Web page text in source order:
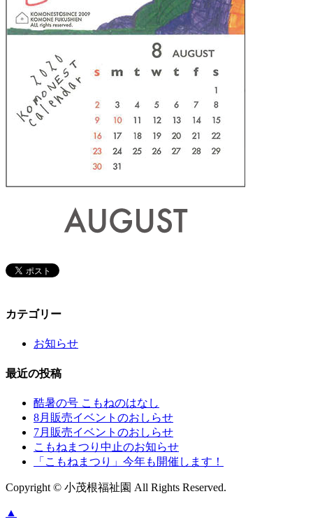
カテゴリー
お知らせ
最近の投稿
酷暑の号 こもねのはなし
8月販売イベントのおしらせ
7月販売イベントのおしらせ
こもねまつり中止のお知らせ
「こもねまつり」今年も開催します！
Copyright © 小茂根福祉園 All Rights Reserved.
▲